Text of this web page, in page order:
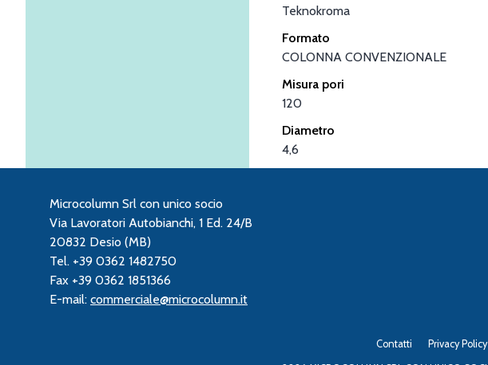
Teknokroma
Formato
COLONNA CONVENZIONALE
Misura pori
120
Diametro
4,6
Microcolumn Srl con unico socio
Via Lavoratori Autobianchi, 1 Ed. 24/B
20832 Desio (MB)
Tel. +39 0362 1482750
Fax +39 0362 1851366
E-mail: commerciale@microcolumn.it
Contatti Privacy Policy